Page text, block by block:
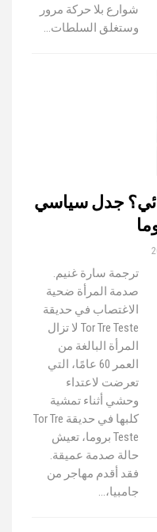
شوارع بلا حركة مرور
وستغلق السلطات…
جدل سياسي
ترجمة سارة غنيم.
صدمة المرأة ضحية
الاغتصاب في حديقة
Tor Tre Teste لا تزال
المرأة البالغة من
العمر 60 عامًا، التي
تعرضت لاعتداء
وحشي أثناء تمشية
كلبها في حديقة Tor Tre
Teste بروما، تعيش
حالة صدمة عميقة.
فقد أقدم مهاجر من
جامبيا،…